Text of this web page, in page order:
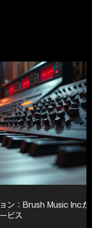
ン：Brush Music Inc.が
ビス